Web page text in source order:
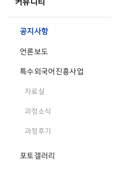
커뮤니티
공지사항
언론보도
특수외국어진흥사업
자료실
과정소식
과정후기
포토갤러리